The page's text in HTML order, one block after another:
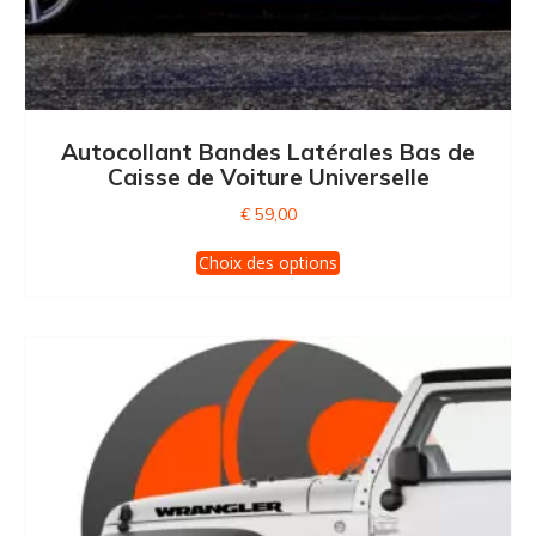
Autocollant Bandes Latérales Bas de
Caisse de Voiture Universelle
€59,00
Choix des options
Ce
produit
variations.
Les
options
peuvent
être
choisies